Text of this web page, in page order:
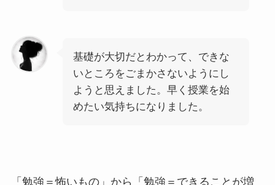
基礎が大切だとわかって、できな
いところをごまかさないようにし
ようと思えました。早く授業を始
めたい気持ちになりました。
「勉強＝怖いもの」から「勉強＝できることが増